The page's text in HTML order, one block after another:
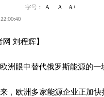
字号： A- A A+
网 刘程辉】
洲眼中替代俄罗斯能源的一
，欧洲多家能源企业正加